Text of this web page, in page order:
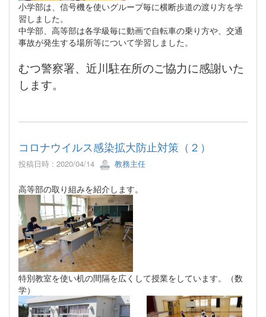
小学部は、信号機を使いグループ毎に横断歩道の渡り方を学
習しました。
中学部、高等部は各学級毎に動画で自転車の乗り方や、交通
事故が発生する場所等について学習しました。
むつ警察署、近川駐在所のご協力に感謝いた
します。
コロナウイルス感染拡大防止対策（２）
投稿日時 : 2020/04/14 教務主任
高等部の取り組みを紹介します。
特別教室を使い机の間隔を広くして授業をしています。（数
学）